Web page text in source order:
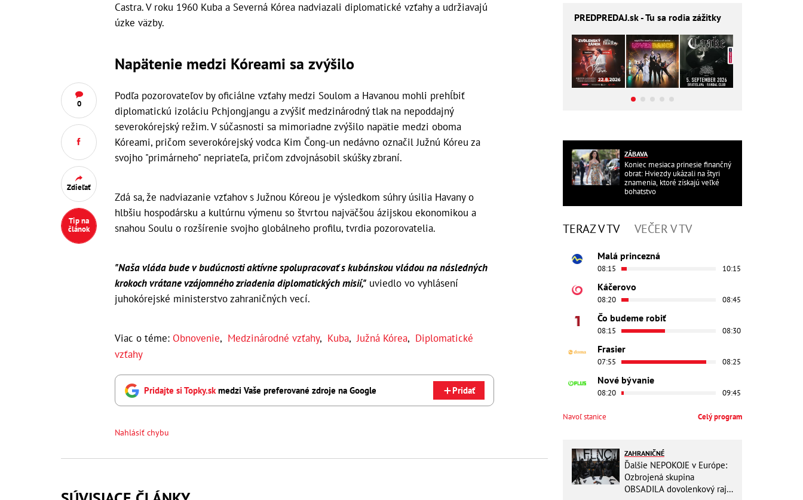
0
Zdieľať
Tip na
článok
Castra. V roku 1960 Kuba a Severná Kórea nadviazali diplomatické vzťahy a udržiavajú
úzke väzby.
Napätenie medzi Kóreami sa zvýšilo
Podľa pozorovateľov by oficiálne vzťahy medzi Soulom a Havanou mohli prehĺbiť
diplomatickú izoláciu Pchjongjangu a zvýšiť medzinárodný tlak na nepoddajný
severokórejský režim. V súčasnosti sa mimoriadne zvýšilo napätie medzi oboma
Kóreami, pričom severokórejský vodca Kim Čong-un nedávno označil Južnú Kóreu za
svojho "primárneho" nepriateľa, pričom zdvojnásobil skúšky zbraní.
Zdá sa, že nadviazanie vzťahov s Južnou Kóreou je výsledkom súhry úsilia Havany o
hlbšiu hospodársku a kultúrnu výmenu so štvrtou najväčšou ázijskou ekonomikou a
snahou Soulu o rozšírenie svojho globálneho profilu, tvrdia pozorovatelia.
"Naša vláda bude v budúcnosti aktívne spolupracovať s kubánskou vládou na následných
krokoch vrátane vzájomného zriadenia diplomatických misií," uviedlo vo vyhlásení
juhokórejské ministerstvo zahraničných vecí.
Viac o téme: Obnovenie, Medzinárodné vzťahy, Kuba,Južná Kórea, Diplomatické
vzťahy
Pridajte si Topky.skmedzi Vaše preferované zdroje na Google Pridať
Nahlásiť chybu
PREDPREDAJ.sk - Tu sa rodia zážitky
ZÁBAVA
Koniec mesiaca prinesie finančný
obrat: Hviezdy ukázali na štyri
znamenia, ktoré získajú veľké
bohatstvo
TERAZ V TV VEČER V TV
Malá princezná
08:15 10:15
Káčerovo
08:20 08:45
Čo budeme robiť
08:15 08:30
Frasier
07:55 08:25
Nové bývanie
08:20 09:45
Navoľ stanice Celý program
ZAHRANIČNÉ
Ďalšie NEPOKOJE v Európe:
Ozbrojená skupina
OBSADILA dovolenkový raj,